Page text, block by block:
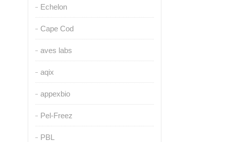
Echelon
Cape Cod
aves labs
aqix
appexbio
Pel-Freez
PBL